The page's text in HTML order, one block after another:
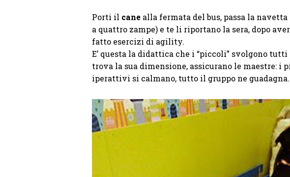
Porti il cane alla fermata del bus, passa la
a quattro zampe) e te li riportano la sera, dopo
fatto esercizi di agility.
E’ questa la didattica che i “piccoli” svolgono
trova la sua dimensione, assicurano le maestre: i
iperattivi si calmano, tutto il gruppo ne guadagna.